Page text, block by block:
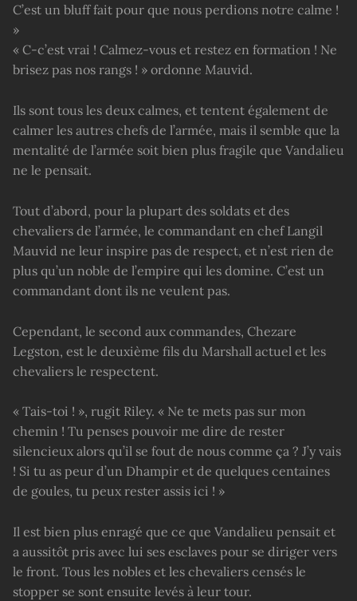
C’est un bluff fait pour que nous perdions notre calme !
»
« C-c’est vrai ! Calmez-vous et restez en formation ! Ne
brisez pas nos rangs ! » ordonne Mauvid.
Ils sont tous les deux calmes, et tentent également de
calmer les autres chefs de l’armée, mais il semble que la
mentalité de l’armée soit bien plus fragile que Vandalieu
ne le pensait.
Tout d’abord, pour la plupart des soldats et des
chevaliers de l’armée, le commandant en chef Langil
Mauvid ne leur inspire pas de respect, et n’est rien de
plus qu’un noble de l’empire qui les domine. C’est un
commandant dont ils ne veulent pas.
Cependant, le second aux commandes, Chezare
Legston, est le deuxième fils du Marshall actuel et les
chevaliers le respectent.
« Tais-toi ! », rugit Riley. « Ne te mets pas sur mon
chemin ! Tu penses pouvoir me dire de rester
silencieux alors qu’il se fout de nous comme ça ? J’y vais
! Si tu as peur d’un Dhampir et de quelques centaines
de goules, tu peux rester assis ici ! »
Il est bien plus enragé que ce que Vandalieu pensait et
a aussitôt pris avec lui ses esclaves pour se diriger vers
le front. Tous les nobles et les chevaliers censés le
stopper se sont ensuite levés à leur tour.